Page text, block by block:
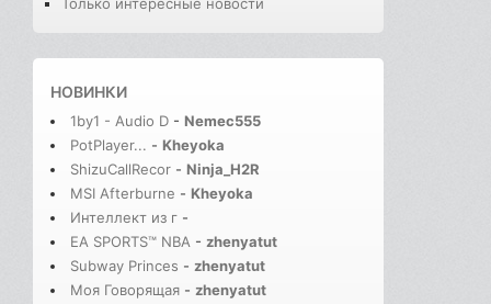
Только интересные новости
НОВИНКИ
1by1 - Audio D - Nemec555
PotPlayer... - Kheyoka
ShizuCallRecor - Ninja_H2R
MSI Afterburne - Kheyoka
Интеллект из г -
EA SPORTS™ NBA - zhenyatut
Subway Princes - zhenyatut
Моя Говорящая - zhenyatut